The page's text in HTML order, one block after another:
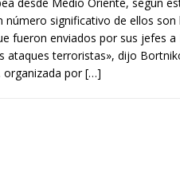
número significativo de ellos son
fueron enviados por sus jefes a
ataques terroristas», dijo
organizada por[…]